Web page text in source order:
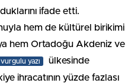
ifade etti.
hem de kültürel birikimi
hem Ortadoğu Akdeniz ve
yazı
ülkesinde
ihracatının yüzde fazlası